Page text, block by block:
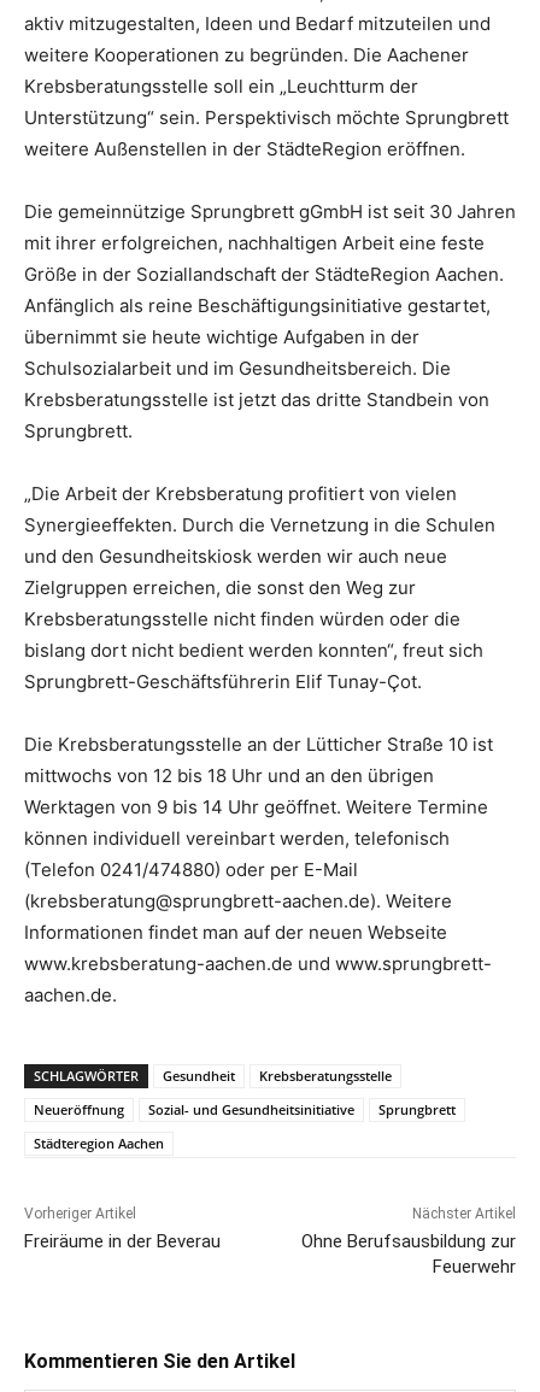
aktiv mitzugestalten, Ideen und Bedarf mitzuteilen und
weitere Kooperationen zu begründen. Die Aachener
Krebsberatungsstelle soll ein „Leuchtturm der
Unterstützung“ sein. Perspektivisch möchte Sprungbrett
weitere Außenstellen in der StädteRegion eröffnen.
Die gemeinnützige Sprungbrett gGmbH ist seit 30 Jahren
mit ihrer erfolgreichen, nachhaltigen Arbeit eine feste
Größe in der Soziallandschaft der StädteRegion Aachen.
Anfänglich als reine Beschäftigungsinitiative gestartet,
übernimmt sie heute wichtige Aufgaben in der
Schulsozialarbeit und im Gesundheitsbereich. Die
Krebsberatungsstelle ist jetzt das dritte Standbein von
Sprungbrett.
„Die Arbeit der Krebsberatung profitiert von vielen
Synergieeffekten. Durch die Vernetzung in die Schulen
und den Gesundheitskiosk werden wir auch neue
Zielgruppen erreichen, die sonst den Weg zur
Krebsberatungsstelle nicht finden würden oder die
bislang dort nicht bedient werden konnten“, freut sich
Sprungbrett-Geschäftsführerin Elif Tunay-Çot.
Die Krebsberatungsstelle an der Lütticher Straße 10 ist
mittwochs von 12 bis 18 Uhr und an den übrigen
Werktagen von 9 bis 14 Uhr geöffnet. Weitere Termine
können individuell vereinbart werden, telefonisch
(Telefon 0241/474880) oder per E-Mail
(krebsberatung@sprungbrett-aachen.de). Weitere
Informationen findet man auf der neuen Webseite
www.krebsberatung-aachen.de und www.sprungbrett-
aachen.de.
SCHLAGWÖRTER Gesundheit
Krebsberatungsstelle
Neueröffnung
Sozial- und Gesundheitsinitiative
Sprungbrett
Städteregion Aachen
Vorheriger Artikel
Freiräume in der Beverau
Nächster Artikel
Ohne Berufsausbildung zur
Feuerwehr
Kommentieren Sie den Artikel